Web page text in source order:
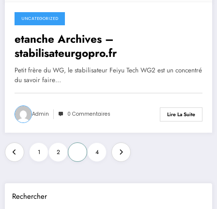
septembre 26, 2023
UNCATEGORIZED
etanche Archives –
stabilisateurgopro.fr
Petit frère du WG, le stabilisateur Feiyu Tech WG2 est un concentré
du savoir faire…
Admin 0 Commentaires Lire La Suite
Pagination
des
publications
1 2 4
Rechercher